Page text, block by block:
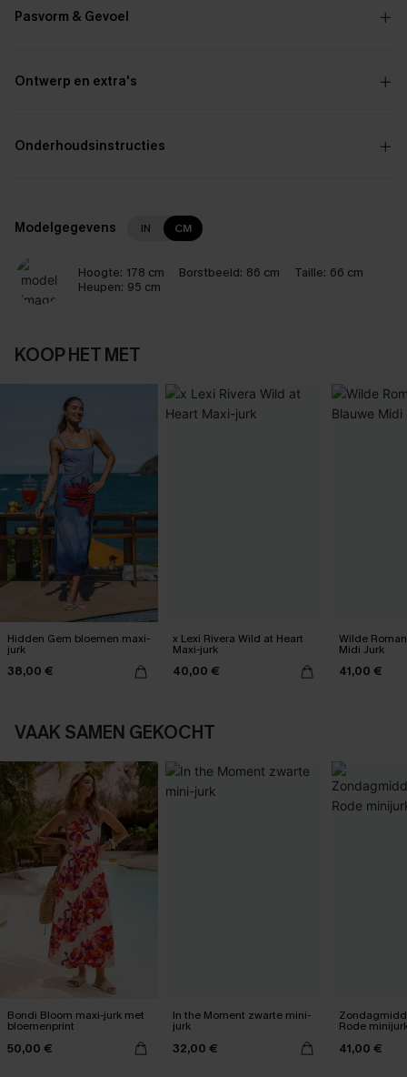
Pasvorm & Gevoel
Ontwerp en extra's
Onderhoudsinstructies
Modelgegevens IN CM
Hoogte: 178 cm Borstbeeld: 86 cm Taille: 66 cm
Heupen: 95 cm
KOOP HET MET
Hidden Gem bloemen maxi-
jurk
38,00 €
x Lexi Rivera Wild at Heart
Maxi-jurk
40,00 €
Wilde
Midi Jurk
41,00 €
VAAK SAMEN GEKOCHT
Bondi Bloom maxi-jurk met
bloemenprint
50,00 €
In the Moment zwarte mini-
jurk
32,00 €
Rode
41,00 €